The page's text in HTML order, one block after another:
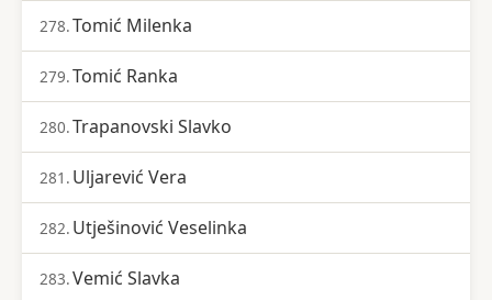
278.Tomić Milenka
279.Tomić Ranka
280.Trapanovski Slavko
281. Uljarević Vera
282. Utješinović Veselinka
283.Vemić Slavka